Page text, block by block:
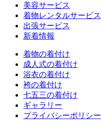
美容サービス
着物レンタルサービス
出張サービス
新着情報
着物の着付け
成人式の着付け
浴衣の着付け
袴の着付け
七五三の着付け
ギャラリー
プライバシーポリシー